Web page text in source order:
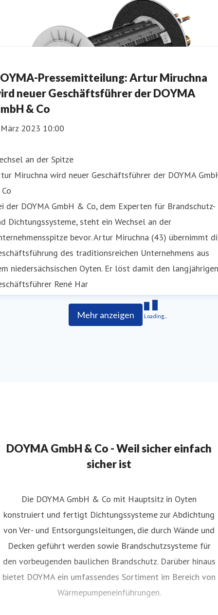
Pressemitteilung: Artur Miruchna
neuer Geschäftsführer der DOYMA
& Co
2023 10:00
an der Spitze
Miruchna wird neuer Geschäftsführer der DOYMA
der DOYMA GmbH & Co, dem Experten für Brandschutz-
Dichtungssysteme, steht ein Wechsel an der
bevor. Artur Miruchna (43) übernimmt
des traditionsreichen Unternehmens aus
niedersächsischen Oyten. Er löst damit den langjährigen
René Har
Mehr anzeigen Loading...
DOYMA GmbH & Co - Weil sicher einfach
sicher ist
Die DOYMA GmbH & Co mit Hauptsitz in Oyten
konstruiert und fertigt Dichtungssysteme zur Abdichtung
von Ver- und Entsorgungsleitungen, die durch Wände und
Decken geführt werden sowie Brandschutzsysteme für
den vorbeugenden baulichen Brandschutz. Darüber hinaus
bietet DOYMA ein umfassendes Sortiment im Bereich von
Wärmepumpeneinführungen.